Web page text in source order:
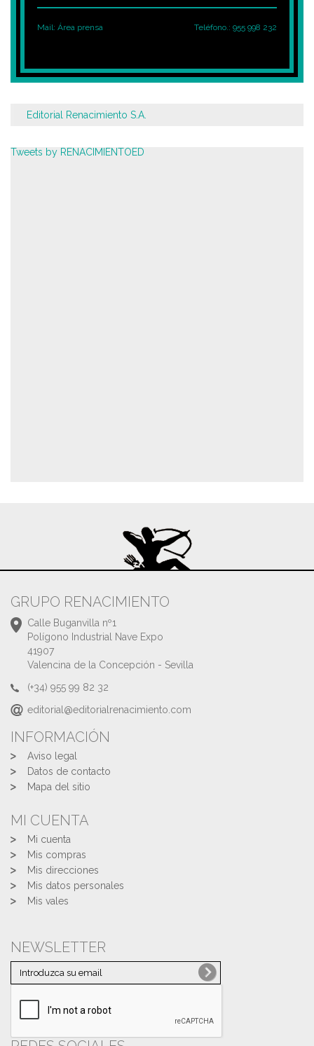
Mail: Área prensa Teléfono.: 955 998 232
Editorial Renacimiento S.A.
Tweets by RENACIMIENTOED
GRUPO RENACIMIENTO
Calle Buganvilla nº1
Polígono Industrial Nave Expo
41907
Valencina de la Concepción - Sevilla
(+34) 955 99 82 32
editorial@editorialrenacimiento.com
INFORMACIÓN
Aviso legal
Datos de contacto
Mapa del sitio
MI CUENTA
Mi cuenta
Mis compras
Mis direcciones
Mis datos personales
Mis vales
NEWSLETTER